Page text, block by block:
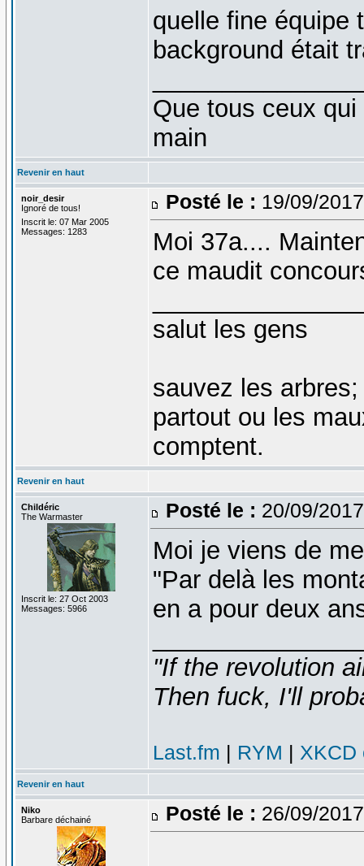
quelle fine équipe
background était
Que tous ceux
main
Revenir en haut
noir_desir
Ignoré de tous!
Inscrit le: 07 Mar 2005
Messages: 1283
Posté le : 19/09/
Moi 37a....
ce maudit
salut les gens
sauvez les
partout ou les
comptent.
Revenir en haut
Childéric
The Warmaster
Inscrit le: 27 Oct 2003
Messages: 5966
Posté le : 20/09/
Moi je viens de
"Par delà les
en a pour deux
"If the revolution
Then fuck, I'll
Last.fm | RYM | XKCD
Revenir en haut
Niko
Barbare déchainé
Posté le : 26/09/